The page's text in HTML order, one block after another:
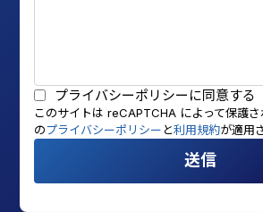
プライバシーポリシー に同意する
このサイトは reCAPTCHA によって保護
のプライバシーポリシー と利用規約が適用
送信